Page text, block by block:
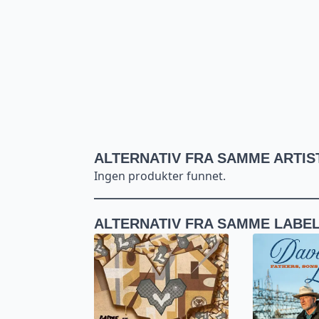
ALTERNATIV FRA SAMME
Ingen produkter funnet.
ALTERNATIV FRA SAMME